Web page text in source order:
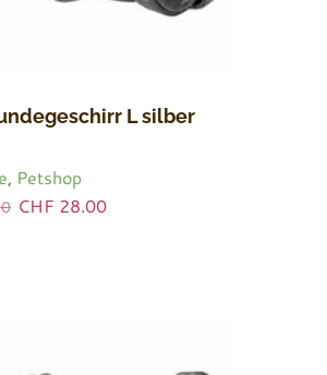
L silber
, Petshop
Ursprünglicher
CHF 28.00Aktueller